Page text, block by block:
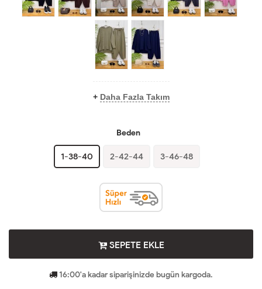
+ Daha Fazla Takım
Beden
1-38-40 2-42-44 3-46-48
SEPETE EKLE
16:00'a kadar siparişinizde bugün kargoda.